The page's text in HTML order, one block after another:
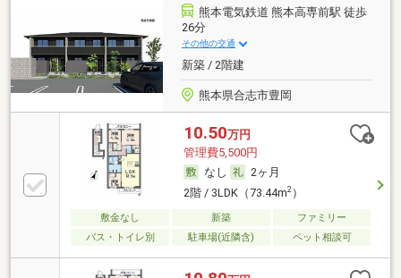
熊本電気鉄道 熊本高専前駅 徒歩
26分
その他の交通
新築 / 2階建
熊本県合志市豊岡
10.50万円
管理費5,500円
なし
2ヶ月
2階 / 3LDK（73.44m2）
敷金なし 新築
ファミリー
バス・トイレ別
駐車場(近隣含) ペット相談可